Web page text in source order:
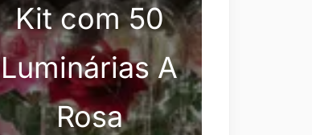
Kit com 50
Luminárias A
Rosa